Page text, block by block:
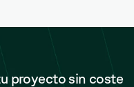
proyecto sin coste